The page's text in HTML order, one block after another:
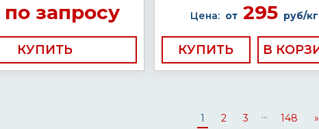
запросу
КУПИТЬ
Цена: от295 руб/кг
КУПИТЬ
1 2 3 ... 148 »